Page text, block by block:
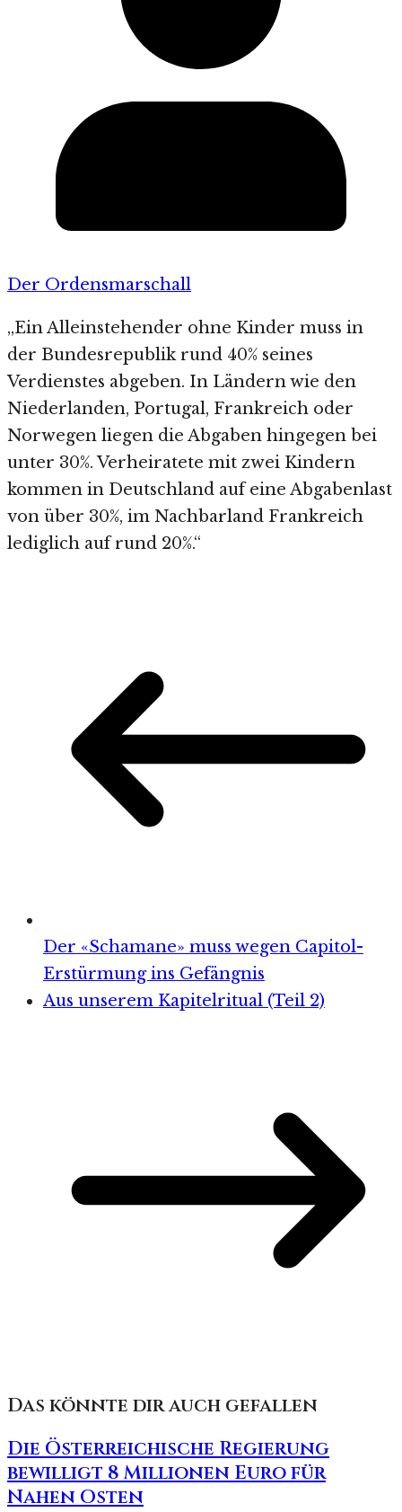
Der Ordensmarschall
„Ein Alleinstehender ohne Kinder muss in
der Bundesrepublik rund 40% seines
Verdienstes abgeben. In Ländern wie den
Niederlanden, Portugal, Frankreich oder
Norwegen liegen die Abgaben hingegen bei
unter 30%. Verheiratete mit zwei Kindern
kommen in Deutschland auf eine Abgabenlast
von über 30%, im Nachbarland Frankreich
lediglich auf rund 20%.“
Der «Schamane» muss wegen Capitol-
Erstürmung ins Gefängnis
Aus unserem Kapitelritual (Teil 2)
Das könnte dir auch gefallen
Die Österreichische Regierung
bewilligt 8 Millionen Euro für
Nahen Osten